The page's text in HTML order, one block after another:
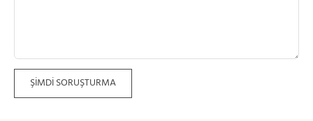
ŞIMDI SORUŞTURMA